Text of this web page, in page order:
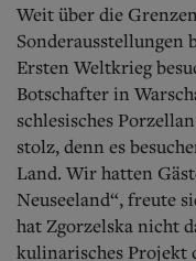
Weit über die
Sonderausstellungen
Ersten Weltkrieg
Botschafter in
schlesisches
stolz, denn es
Land. Wir hatten
Neuseeland“, freute
hat Zgorzelska nicht
kulinarisches Projekt